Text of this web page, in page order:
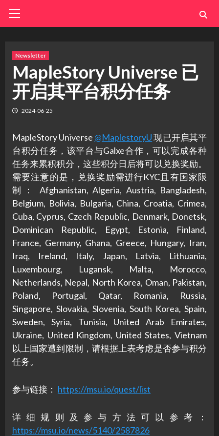
Menu
Newsletter
MapleStory Universe 已
开启其平台积分任务
2024-06-25
MapleStory Universe @MaplestoryU现已开启其平
台积分任务，该平台与Galxe合作，可以完成各种
任务来累积积分，这些积分日后将可以兑换奖励。
需要注意的是，兑换奖励需进行KYC且有国家限
制： Afghanistan, Algeria, Austria, Bangladesh,
Belgium, Bolivia, Bulgaria, China, Croatia, Crimea,
Cuba, Cyprus, Czech Republic, Denmark, Donetsk,
Dominican Republic, Egypt, Estonia, Finland,
France, Germany, Ghana, Greece, Hungary, Iran,
Iraq, Ireland, Italy, Japan, Latvia, Lithuania,
Luxembourg, Lugansk, Malta, Morocco,
Netherlands, Nepal, North Korea, Oman, Pakistan,
Poland, Portugal, Qatar, Romania, Russia,
Singapore, Slovakia, Slovenia, South Korea, Spain,
Sweden, Syria, Tunisia, United Arab Emirates,
Ukraine, United Kingdom, United States, Vietnam
以上国家遭到限制，请根据上表考虑是否参与积分
任务。
参与链接： https://msu.io/quest/list
详细规则及参与方法可以参考：
https://msu.io/news/5140/2587826